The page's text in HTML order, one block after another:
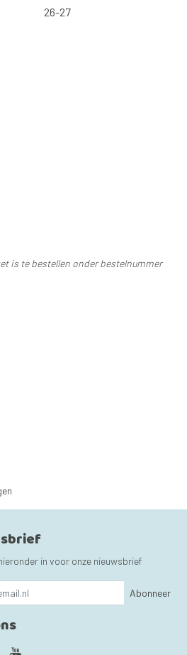
26-27
is te bestellen onder bestelnummer
in voor onze nieuwsbrief
Abonneer